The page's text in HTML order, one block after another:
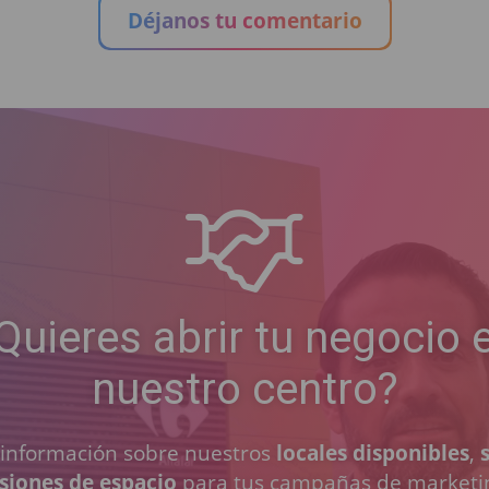
Déjanos tu comentario
abrir tu negocio
nuestro centro?
sobre nuestros locales disponibles,
de espacio para tus campañas de